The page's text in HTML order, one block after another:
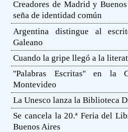
Creadores de Madrid y
seña de identidad común
Argentina distingue al
Galeano
Cuando la gripe llegó a la
''Palabras Escritas'' en la
Montevideo
La Unesco lanza la Biblioteca
Se cancela la 20.ª Feria del
Buenos Aires